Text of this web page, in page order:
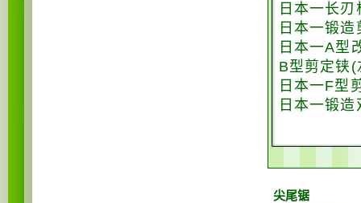
日本一长刃
日本一锻
日本一A型
B型剪定铗(
日本一F型
日本一锻
尖尾锯